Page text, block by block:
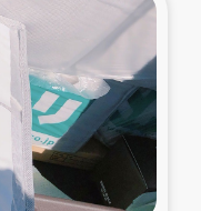
支援
事業
生活再建支援